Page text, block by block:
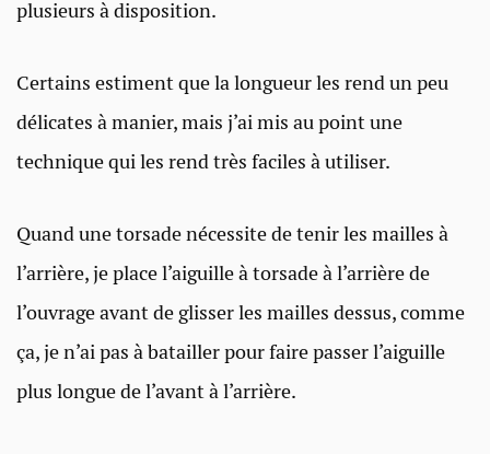
plusieurs à disposition.
Certains estiment que la longueur les rend un peu
délicates à manier, mais j’ai mis au point une
technique qui les rend très faciles à utiliser.
Quand une torsade nécessite de tenir les mailles à
l’arrière, je place l’aiguille à torsade à l’arrière de
l’ouvrage avant de glisser les mailles dessus, comme
ça, je n’ai pas à batailler pour faire passer l’aiguille
plus longue de l’avant à l’arrière.